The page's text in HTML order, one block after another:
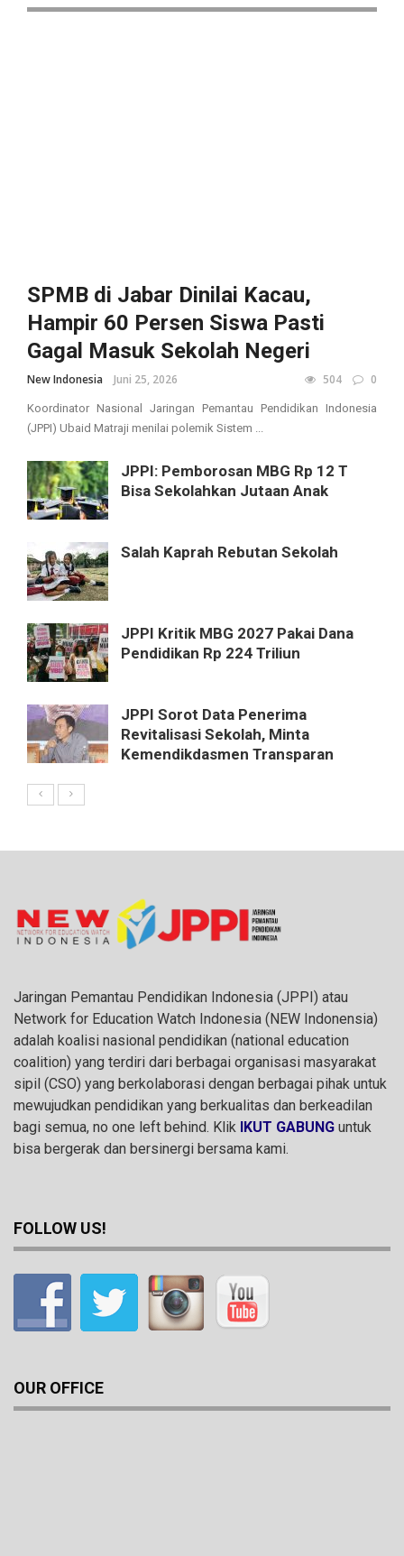
SPMB di Jabar Dinilai Kacau,
Hampir 60 Persen Siswa Pasti
Gagal Masuk Sekolah Negeri
New Indonesia Juni 25, 2026 504 0
Koordinator Nasional Jaringan Pemantau Pendidikan Indonesia
(JPPI) Ubaid Matraji menilai polemik Sistem ...
JPPI: Pemborosan MBG Rp 12 T
Bisa Sekolahkan Jutaan Anak
Salah Kaprah Rebutan Sekolah
JPPI Kritik MBG 2027 Pakai Dana
Pendidikan Rp 224 Triliun
JPPI Sorot Data Penerima
Revitalisasi Sekolah, Minta
Kemendikdasmen Transparan
Jaringan Pemantau Pendidikan Indonesia (JPPI) atau
Network for Education Watch Indonesia (NEW Indonensia)
adalah koalisi nasional pendidikan (national education
coalition) yang terdiri dari berbagai organisasi masyarakat
sipil (CSO) yang berkolaborasi dengan berbagai pihak untuk
mewujudkan pendidikan yang berkualitas dan berkeadilan
bagi semua, no one left behind. Klik IKUT GABUNG untuk
bisa bergerak dan bersinergi bersama kami.
FOLLOW US!
OUR OFFICE